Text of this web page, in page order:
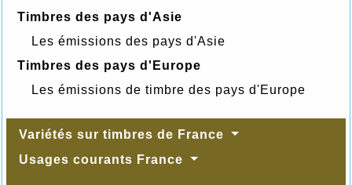
Timbres des pays d'Asie
Les émissions des pays d'Asie
Timbres des pays d'Europe
Les émissions de timbre des pays d'Europe
Variétés sur timbres de France
Usages courants France